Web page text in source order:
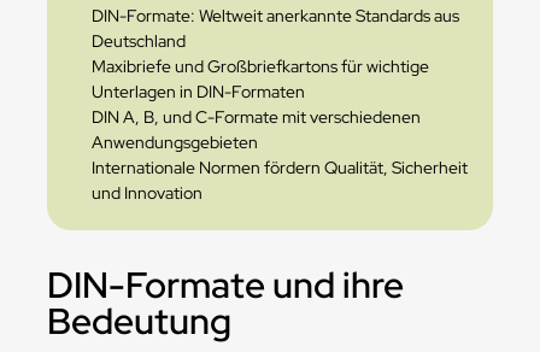
DIN-Formate: Weltweit anerkannte Standards aus
Deutschland
Maxibriefe und Großbriefkartons für wichtige
Unterlagen in DIN-Formaten
DIN A, B, und C-Formate mit verschiedenen
Anwendungsgebieten
Internationale Normen fördern Qualität, Sicherheit
und Innovation
DIN-Formate und ihre
Bedeutung